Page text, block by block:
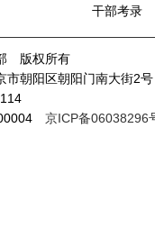
干部考录
版权所有
市朝阳区朝阳门南大街2
京ICP备06038296